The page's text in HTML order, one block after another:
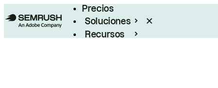
Precios
Soluciones
Recursos